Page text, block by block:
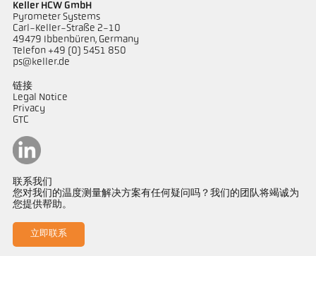
Keller HCW GmbH
Pyrometer Systems
Carl-Keller-Straße 2-10
49479 Ibbenbüren, Germany
Telefon +49 (0) 5451 850
ps@keller.de
链接
Legal Notice
Privacy
GTC
联系我们
您对我们的温度测量解决方案有任何疑问吗？我们的团队将竭诚为
您提供帮助。
立即联系